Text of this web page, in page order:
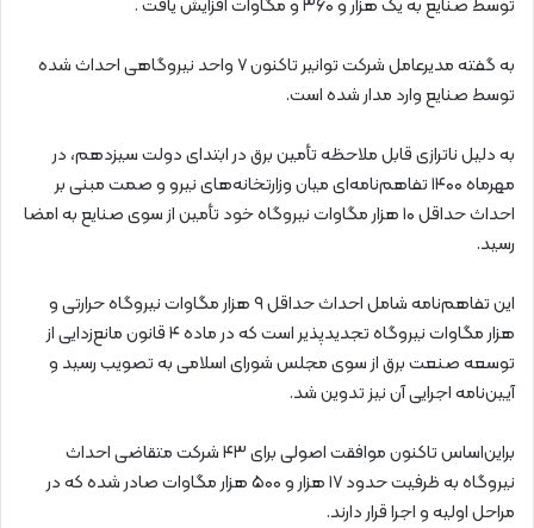
توسط صنایع به یک هزار و ۳۶۰ و مگاوات افزایش یافت .
به گفته مدیرعامل شرکت توانیر تاکنون ۷ واحد نیروگاهی احداث شده
توسط صنایع وارد مدار شده است.
به دلیل ناترازی قابل‌ ملاحظه تأمین برق در ابتدای دولت سیزدهم، در
مهرماه ۱۴۰۰ تفاهم‌نامه‌ای میان وزارتخانه‌های نیرو و صمت مبنی بر
احداث حداقل ۱۰ هزار مگاوات نیروگاه خود تأمین از سوی صنایع به امضا
رسید.
این تفاهم‌نامه شامل احداث حداقل ۹ هزار مگاوات نیروگاه حرارتی و
هزار مگاوات نیروگاه تجدیدپذیر است که در ماده ۴ قانون مانع‌زدایی از
توسعه صنعت برق از سوی مجلس شورای اسلامی به تصویب رسید و
آیین‌نامه اجرایی آن نیز تدوین شد.
براین‌اساس تاکنون موافقت اصولی برای ۴۳ شرکت متقاضی احداث
نیروگاه به ظرفیت حدود ۱۷ هزار و ۵۰۰ هزار مگاوات صادر شده که در
مراحل اولیه و اجرا قرار دارند.